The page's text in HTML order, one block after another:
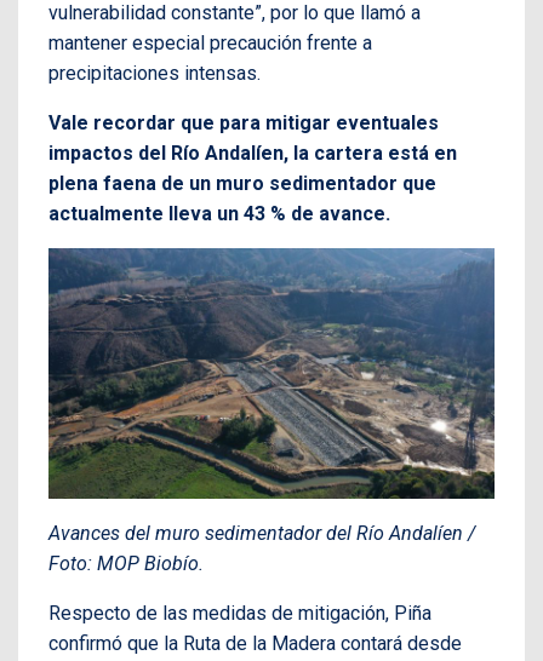
vulnerabilidad constante”, por lo que llamó a
mantener especial precaución frente a
precipitaciones intensas.
Vale recordar que para mitigar eventuales
impactos del Río Andalíen, la cartera está en
plena faena de un muro sedimentador que
actualmente lleva un 43 % de avance.
Avances del muro sedimentador del Río Andalíen /
Foto: MOP Biobío.
Respecto de las medidas de mitigación, Piña
confirmó que la Ruta de la Madera contará desde